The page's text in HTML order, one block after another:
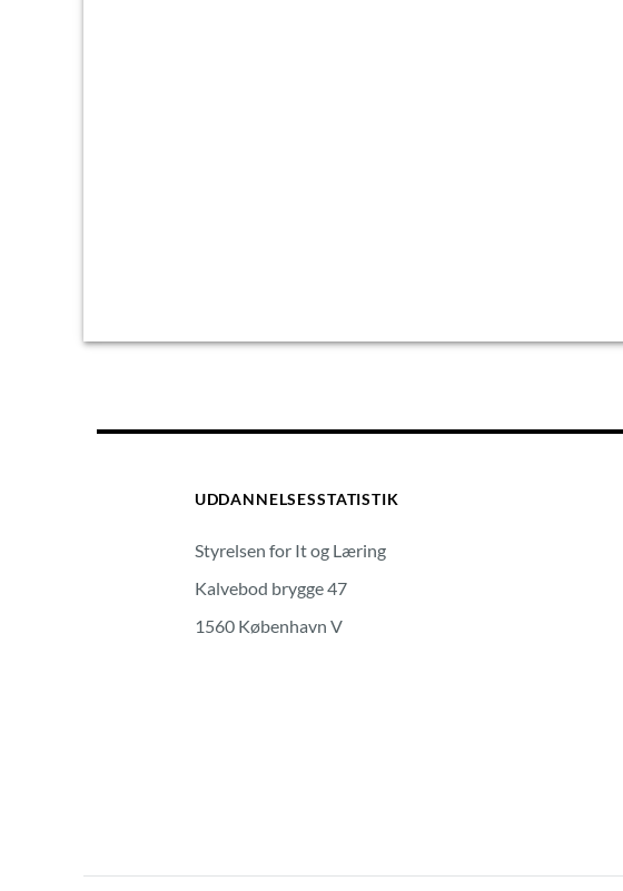
UDDANNELSESSTATISTIK
Styrelsen for It og Læring
Kalvebod brygge 47
1560 København V